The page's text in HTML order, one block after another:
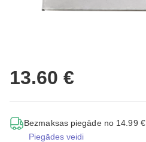
13.60 €
Bezmaksas piegāde no 14.99 €
Piegādes veidi